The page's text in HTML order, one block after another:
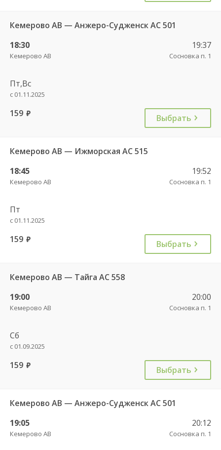
Кемерово АВ — Анжеро-Судженск АС 501
18:30
Кемерово АВ
19:37
Сосновка п. 1
Пт,Вс
с 01.11.2025
159 руб. Выбрать
Кемерово АВ — Ижморская АС 515
18:45
Кемерово АВ
19:52
Сосновка п. 1
Пт
с 01.11.2025
159 руб. Выбрать
Кемерово АВ — Тайга АС 558
19:00
Кемерово АВ
20:00
Сосновка п. 1
Сб
с 01.09.2025
159 руб. Выбрать
Кемерово АВ — Анжеро-Судженск АС 501
19:05
Кемерово АВ
20:12
Сосновка п. 1